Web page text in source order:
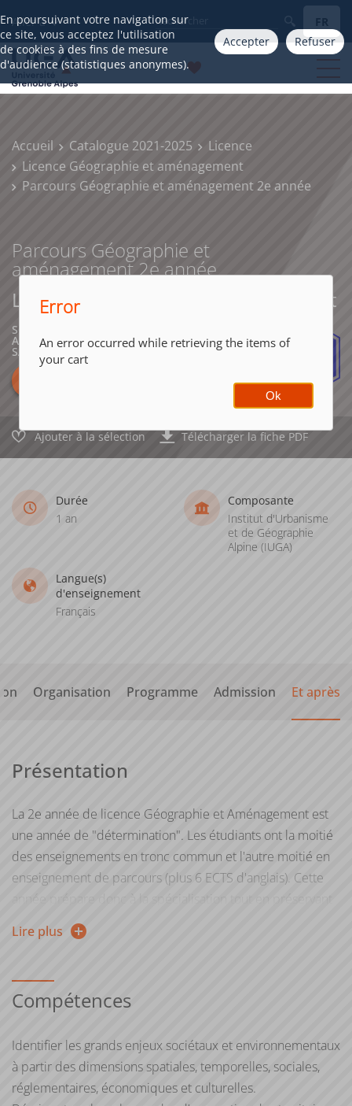
En poursuivant votre navigation sur
ce site, vous acceptez l'utilisation
de cookies à des fins de mesure
d'audience (statistiques anonymes).
Accepter Refuser
Aller à FR
Accueil Catalogue 2021-2025
Licence
Licence Géographie et aménagement
Parcours Géographie et aménagement 2e année
Parcours Géographie et
aménagement 2e année
Licence Géographie et aménagement
SCIENCES HUMAINES ET SOCIALES,
ARCHITECTURE, SCIENCES, TECHNOLOGIES,
SANTÉ, INGÉNIERIE
Ajouter à la sélection Télécharger la fiche PDF
Durée
1 an
Composante
Institut d'Urbanisme
et de Géographie
Alpine (IUGA)
Langue(s)
d'enseignement
Français
Organisation Programme Admission Et après
Présentation
La 2e année de licence Géographie et Aménagement est
une année de "détermination". Les étudiants ont la moitié
des enseignements en tronc commun et l'autre moitié en
enseignement de parcours (plus 6 ECTS d'anglais). Cette
un socle commun de connaissance.
autonomie, leur réflexivité et leur curiosité. Trois éléments
indispensables pour se préparer à entrer sur le marché du
poursuite de l'acquisition d'une solide culture général
dans les différents domaines de la géographie et par la
mise en place progressive d'une spécialisation des
Lire plus
Compétences
Identifier les grands enjeux sociétaux et environnementaux
à partir des dimensions spatiales, temporelles, sociales,
réglementaires, économiques et culturelles.
Error
An error occurred while retrieving the items of
your cart
Ok